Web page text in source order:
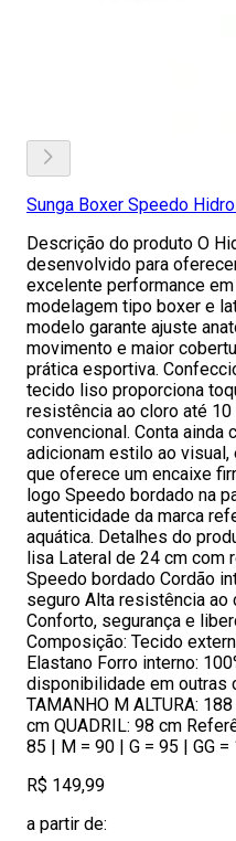
Sunga Boxer Speedo
Descrição do produto O
desenvolvido para
excelente performance
modelagem tipo boxer e
modelo garante ajuste
movimento e maior
prática esportiva.
tecido liso proporciona
resistência ao cloro até
convencional. Conta ainda
adicionam estilo ao
que oferece um encaixe
logo Speedo bordado na
autenticidade da marca
aquática. Detalhes do
lisa Lateral de 24 cm com
Speedo bordado Cordão
seguro Alta resistência ao
Conforto, segurança e
Composição: Tecido
Elastano Forro interno:
disponibilidade em outras
TAMANHO M ALTURA:
cm QUADRIL: 98 cm
85 | M = 90 | G = 95 | GG =
R$ 149,99
a partir de: